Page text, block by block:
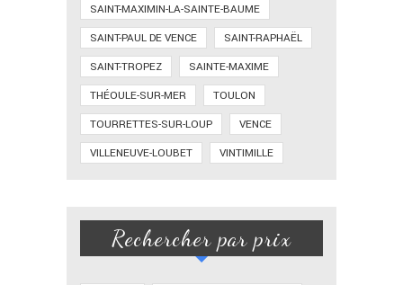
SAINT-MAXIMIN-LA-SAINTE-BAUME
SAINT-PAUL DE VENCE
SAINT-RAPHAËL
SAINT-TROPEZ
SAINTE-MAXIME
THÉOULE-SUR-MER
TOULON
TOURRETTES-SUR-LOUP
VENCE
VILLENEUVE-LOUBET
VINTIMILLE
Rechercher par prix